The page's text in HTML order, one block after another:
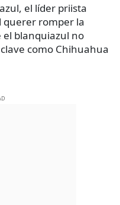
el líder priista
querer romper la
blanquiazul no
como Chihuahua